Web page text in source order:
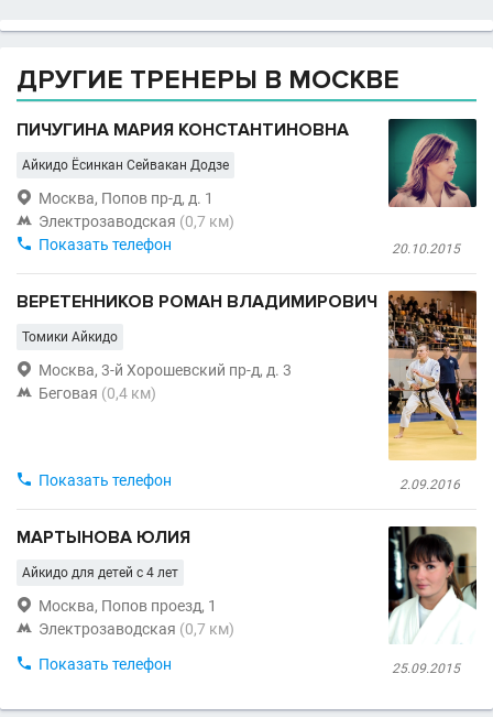
ДРУГИЕ ТРЕНЕРЫ В МОСКВЕ
ПИЧУГИНА МАРИЯ КОНСТАНТИНОВНА
Айкидо Ёсинкан Сейвакан Додзе
 Москва, Попов пр-д, д. 1
 Электрозаводская (0,7 км)
20.10.2015
 Показать телефон
ВЕРЕТЕННИКОВ РОМАН ВЛАДИМИРОВИЧ
Томики Айкидо
 Москва, 3-й Хорошевский пр-д, д. 3
 Беговая (0,4 км)
2.09.2016
 Показать телефон
МАРТЫНОВА ЮЛИЯ
Айкидо для детей с 4 лет
 Москва, Попов проезд, 1
 Электрозаводская (0,7 км)
25.09.2015
 Показать телефон